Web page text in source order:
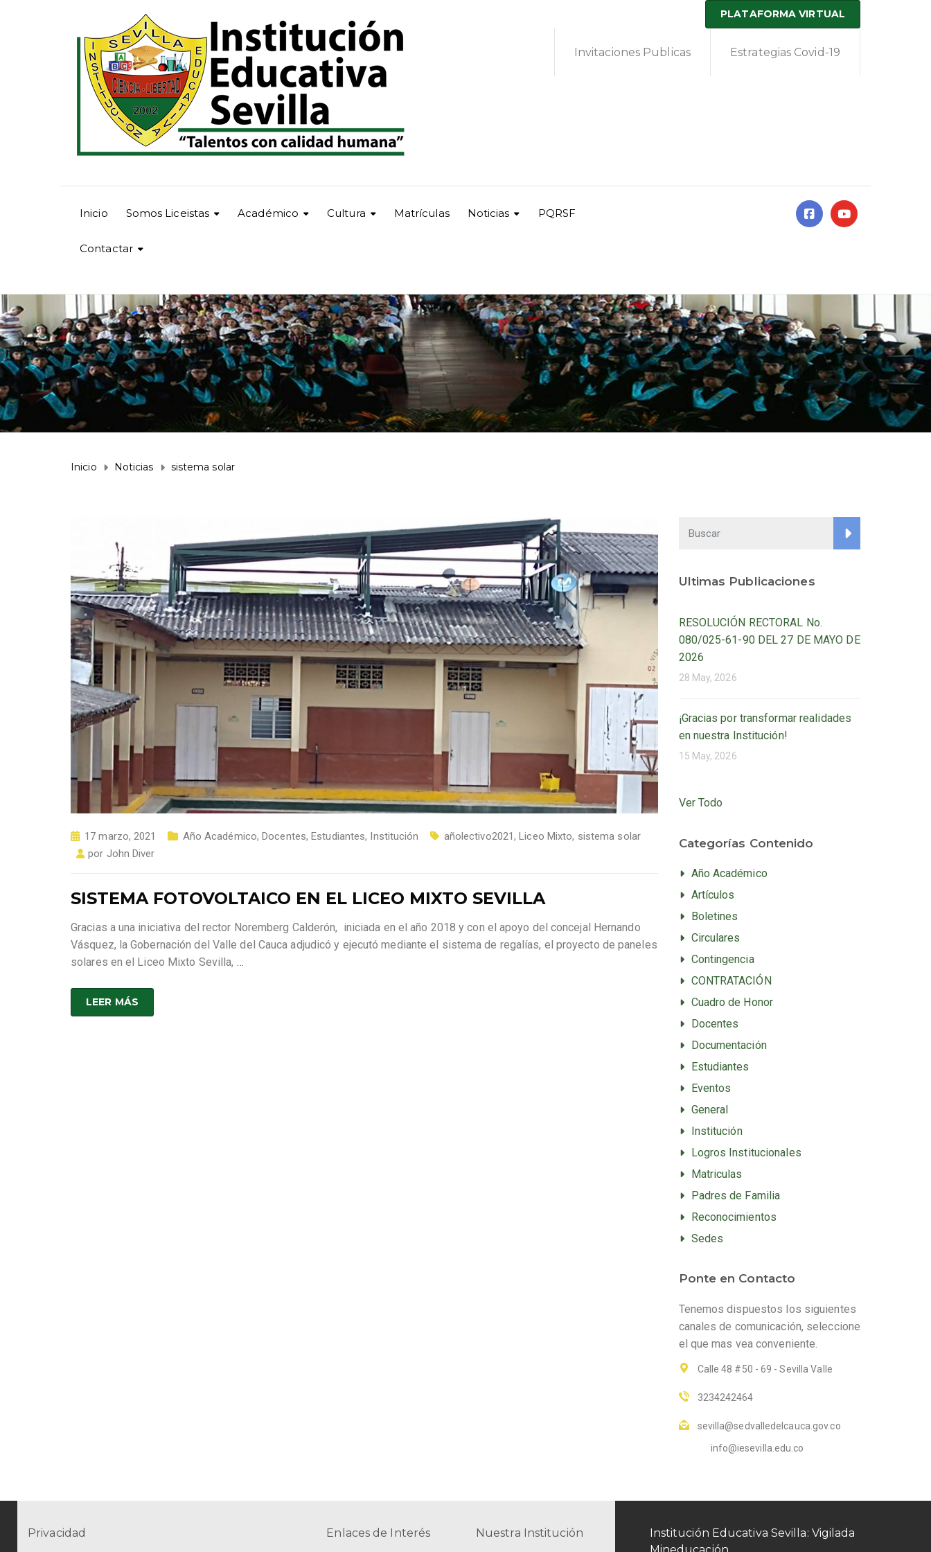
PLATAFORMA VIRTUAL
Invitaciones Publicas Estrategias Covid-19
Inicio Somos Liceistas Académico Cultura Matrículas Noticias PQRSF
Contactar
Inicio Noticias sistema solar
17 marzo, 2021 Año Académico,Docentes,Estudiantes, Institución añolectivo2021,Liceo Mixto, sistema solar
por John Diver
SISTEMA FOTOVOLTAICO EN EL LICEO MIXTO SEVILLA
Gracias a una iniciativa del rector Noremberg Calderón, iniciada en el año 2018 y con el apoyo del concejal Hernando
Vásquez, la Gobernación del Valle del Cauca adjudicó y ejecutó mediante el sistema de regalías, el proyecto de paneles
solares en el Liceo Mixto Sevilla, …
LEER MÁS
Ultimas Publicaciones
RESOLUCIÓN RECTORAL No.
080/025-61-90 DEL 27 DE MAYO DE
2026
28 May, 2026
¡Gracias por transformar realidades
en nuestra Institución!
15 May, 2026
Ver Todo
Categorías Contenido
Año Académico
Artículos
Boletines
Circulares
Contingencia
CONTRATACIÓN
Cuadro de Honor
Docentes
Documentación
Estudiantes
Eventos
General
Institución
Logros Institucionales
Matriculas
Padres de Familia
Reconocimientos
Sedes
Ponte en Contacto
Tenemos dispuestos los siguientes
canales de comunicación, seleccione
el que mas vea conveniente.
Calle 48 #50 - 69 - Sevilla Valle
3234242464
sevilla@sedvalledelcauca.gov.co
info@iesevilla.edu.co
Privacidad Enlaces de Interés Nuestra Institución
Institución Educativa Sevilla: Vigilada